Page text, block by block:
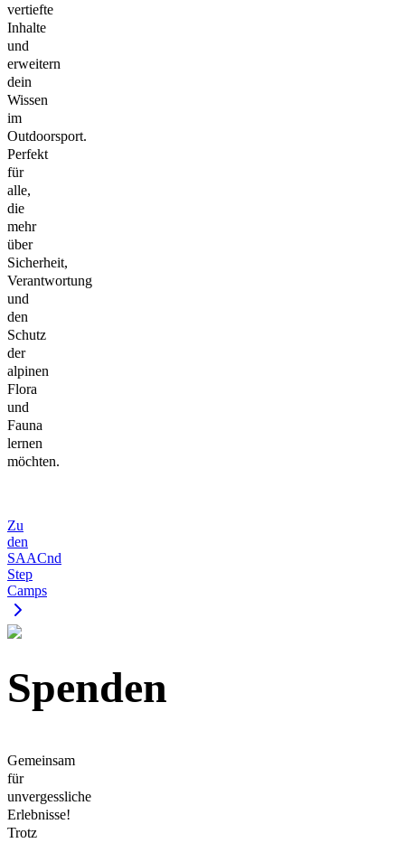
vertiefte
Inhalte
und
erweitern
dein
Wissen
im
Outdoorsport.
Perfekt
für
alle,
die
mehr
über
Sicherheit,
Verantwortung
und
den
Schutz
der
alpinen
Flora
und
Fauna
lernen
möchten.
Zu
den
SAACnd
Step
Camps
Spenden
Gemeinsam
für
unvergessliche
Erlebnisse!
Trotz